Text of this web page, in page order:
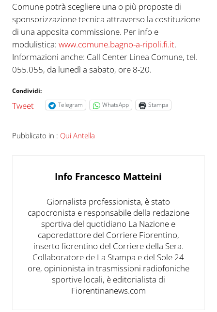
Comune potrà scegliere una o più proposte di
sponsorizzazione tecnica attraverso la costituzione
di una apposita commissione. Per info e
modulistica: www.comune.bagno-a-ripoli.fi.it.
Informazioni anche: Call Center Linea Comune, tel.
055.055, da lunedì a sabato, ore 8-20.
Condividi:
Tweet Telegram WhatsApp Stampa
Pubblicato in : Qui Antella
Info Francesco Matteini
Giornalista professionista, è stato
capocronista e responsabile della redazione
sportiva del quotidiano La Nazione e
caporedattore del Corriere Fiorentino,
inserto fiorentino del Corriere della Sera.
Collaboratore de La Stampa e del Sole 24
ore, opinionista in trasmissioni radiofoniche
sportive locali, è editorialista di
Fiorentinanews.com